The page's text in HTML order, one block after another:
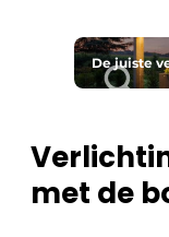
De juiste
met de